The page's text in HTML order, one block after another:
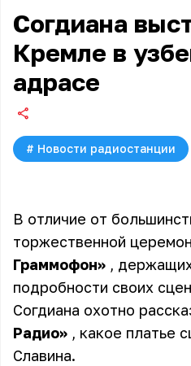
Согдиана
Кремле в
адрасе
# Новости радиостанции
В отличие от
торжественной
Граммофон» ,
подробности своих
Согдиана охотно
Радио» , какое платье
Славина.